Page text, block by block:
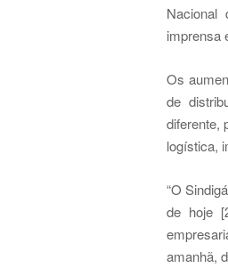
Nacional
imprensa
Os
de
diferente,
logística,
“O
de hoje
amanhã,